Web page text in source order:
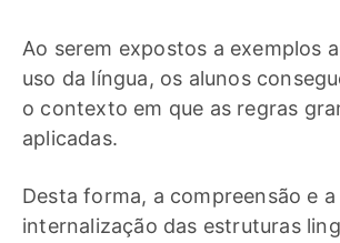
Ao serem expostos a exemplos
uso da língua, os alunos
o contexto em que as regras
aplicadas.
Desta forma, a compreensão e a
internalização das estruturas